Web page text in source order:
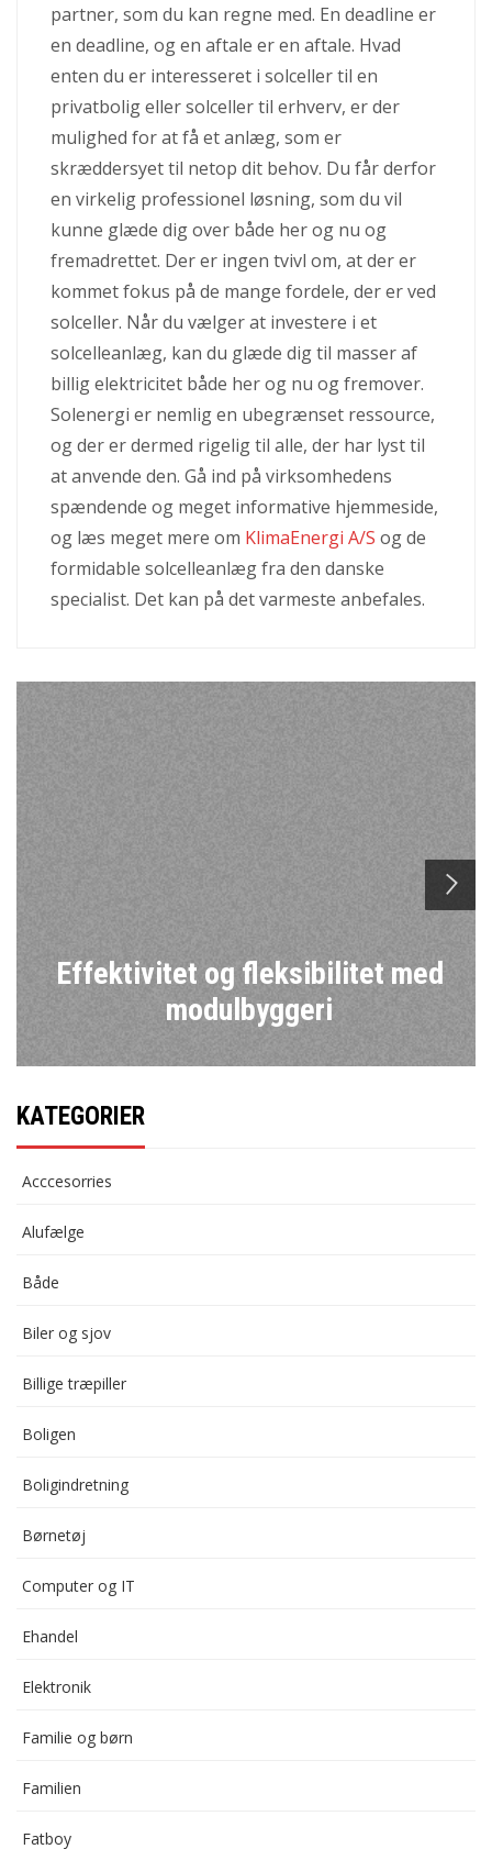
partner, som du kan regne med. En deadline er
en deadline, og en aftale er en aftale. Hvad
enten du er interesseret i solceller til en
privatbolig eller solceller til erhverv, er der
mulighed for at få et anlæg, som er
skræddersyet til netop dit behov. Du får derfor
en virkelig professionel løsning, som du vil
kunne glæde dig over både her og nu og
fremadrettet. Der er ingen tvivl om, at der er
kommet fokus på de mange fordele, der er ved
solceller. Når du vælger at investere i et
solcelleanlæg, kan du glæde dig til masser af
billig elektricitet både her og nu og fremover.
Solenergi er nemlig en ubegrænset ressource,
og der er dermed rigelig til alle, der har lyst til
at anvende den. Gå ind på virksomhedens
spændende og meget informative hjemmeside,
og læs meget mere om KlimaEnergi A/S og de
formidable solcelleanlæg fra den danske
specialist. Det kan på det varmeste anbefales.
Effektivitet og fleksibilitet med
modulbyggeri
KATEGORIER
Acccesorries
Alufælge
Både
Biler og sjov
Billige træpiller
Boligen
Boligindretning
Børnetøj
Computer og IT
Ehandel
Elektronik
Familie og børn
Familien
Fatboy